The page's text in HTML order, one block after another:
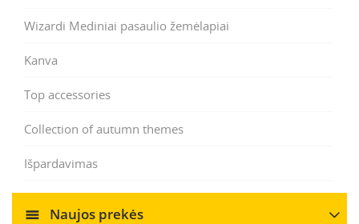
Wizardi Mediniai pasaulio žemėlapiai
Kanva
Top accessories
Collection of autumn themes
Išpardavimas
Naujos prekės